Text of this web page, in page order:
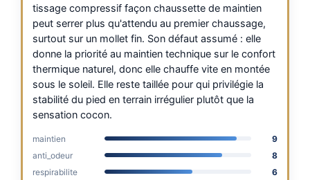
tissage compressif façon chaussette de maintien
peut serrer plus qu'attendu au premier chaussage,
surtout sur un mollet fin. Son défaut assumé : elle
donne la priorité au maintien technique sur le confort
thermique naturel, donc elle chauffe vite en montée
sous le soleil. Elle reste taillée pour qui privilégie la
stabilité du pied en terrain irrégulier plutôt que la
sensation cocon.
maintien
9
anti_odeur
8
respirabilite
6